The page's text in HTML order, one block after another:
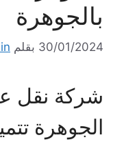
بالجوهرة
30/01/2024 بقلم
شركة نقل
الجوهرة